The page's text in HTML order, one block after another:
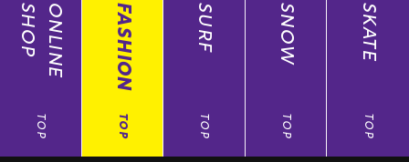
ONLINE
SHOP
TOP
FASHION
TOP
SURF
TOP
SNOW
TOP
SKATE
TOP